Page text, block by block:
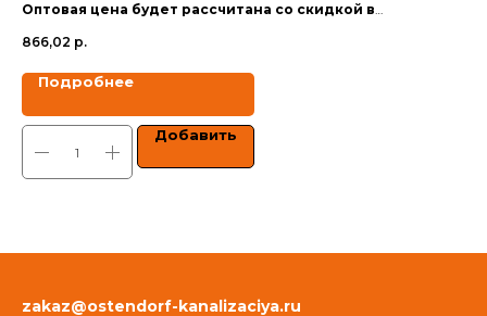
Оптовая цена будет рассчитана со скидкой в
866,02 р.
Подробнее
Добавить
zakaz@ostendorf-kanalizaciya.ru